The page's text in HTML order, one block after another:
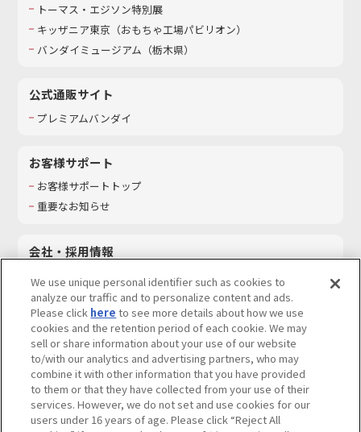
トーマス・エジソン特別展
キッザニア東京（おもちゃ工場パビリオン）​
バンダイミュージアム（栃木県）
公式通販サイト
プレミアムバンダイ
お客様サポート
お客様サポートトップ
重要なお知らせ
会社・採用情報
採用情報
サステナビリティ
お問い合わせ
ウェブサイトご利用条件 ソーシャルメディアポリシー
We use unique personal identifier such as cookies to
analyze our traffic and to personalize content and ads.
Please click here to see more details about how we use
cookies and the retention period of each cookie. We may
sell or share information about your use of our website
to/with our analytics and advertising partners, who may
combine it with other information that you have provided
to them or that they have collected from your use of their
services. However, we do not set and use cookies for our
users under 16 years of age. Please click “Reject All